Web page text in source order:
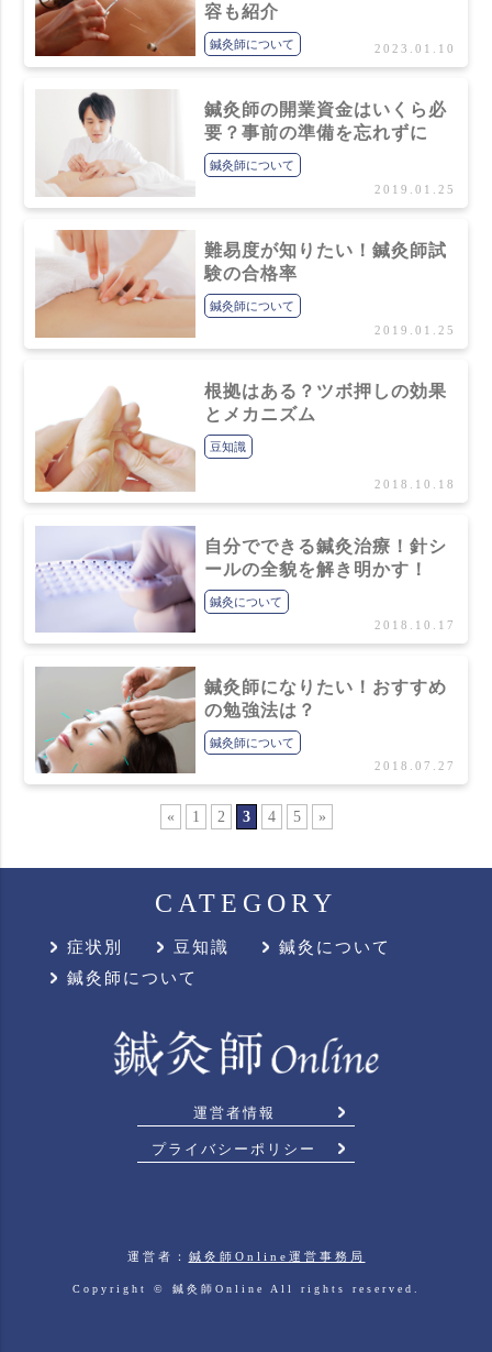
容も紹介
鍼灸師について 2023.01.10
鍼灸師の開業資金はいくら必
要？事前の準備を忘れずに
鍼灸師について
2019.01.25
難易度が知りたい！鍼灸師試
験の合格率
鍼灸師について
2019.01.25
根拠はある？ツボ押しの効果
とメカニズム
豆知識
2018.10.18
自分でできる鍼灸治療！針シ
ールの全貌を解き明かす！
鍼灸について
2018.10.17
鍼灸師になりたい！おすすめ
の勉強法は？
鍼灸師について
2018.07.27
« 1 2 3 4 5 »
運営者情報
プライバシーポリシー
CATEGORY
症状別 豆知識
鍼灸について
鍼灸師について
運営者： 鍼灸師Online運営事務局
Copyright © 鍼灸師Online All rights reserved.